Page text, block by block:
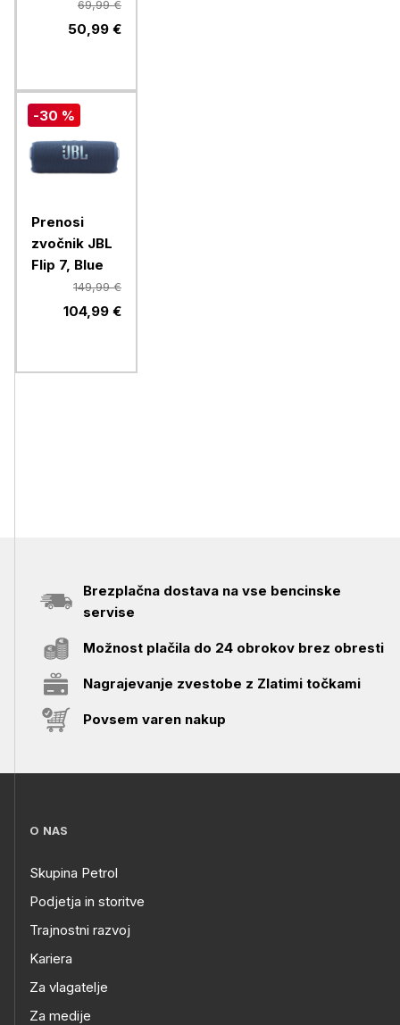
69,99 €
50,99 €
-30 %
Prenosi
zvočnik JBL
Flip 7, Blue
149,99 €
104,99 €
Brezplačna dostava na vse bencinske
servise
Možnost plačila do 24 obrokov brez obresti
Nagrajevanje zvestobe z Zlatimi točkami
Povsem varen nakup
O NAS
Skupina Petrol
Podjetja in storitve
Trajnostni razvoj
Kariera
Za vlagatelje
Za medije